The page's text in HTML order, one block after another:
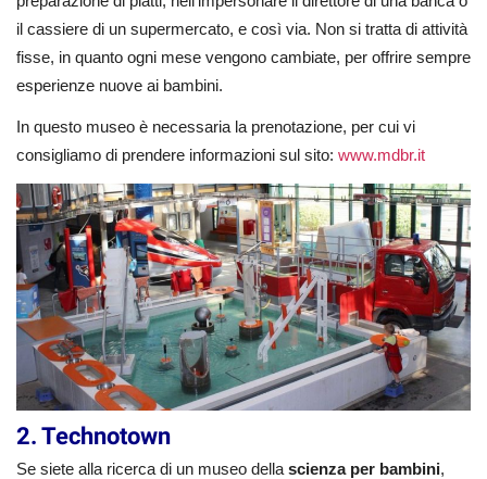
il cassiere di un supermercato, e così via. Non si tratta di attività
fisse, in quanto ogni mese vengono cambiate, per offrire sempre
esperienze nuove ai bambini.
In questo museo è necessaria la prenotazione, per cui vi
consigliamo di prendere informazioni sul sito: www.mdbr.it
2. Technotown
Se siete alla ricerca di un museo della scienza per bambini,